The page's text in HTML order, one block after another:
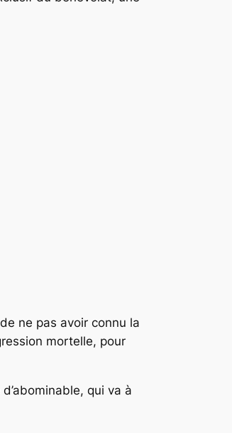
ne pas avoir connu la
mortelle, pour
qui va à